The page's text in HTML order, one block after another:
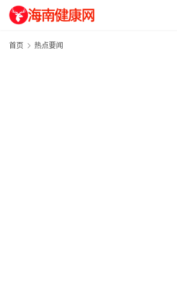
首页 热点要闻